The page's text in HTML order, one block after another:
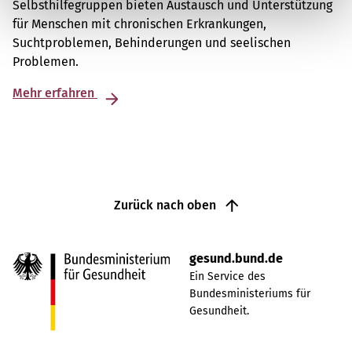
Selbsthilfegruppen bieten Austausch und Unterstützung
für Menschen mit chronischen Erkrankungen,
Suchtproblemen, Behinderungen und seelischen
Problemen.
Mehr erfahren
Zurück nach oben
gesund.bund.de
Ein Service des
Bundesministeriums für
Gesundheit.